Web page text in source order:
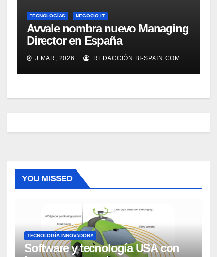
TECNOLOGÍAS NEGOCIO IT
Avvale nombra nuevo Managing
Director en España
J MAR, 2026 REDACCIÓN BI-SPAIN.COM
YOU MISSED
TECNOLOGÍA INNOVADORA
Software y tecnología USA con